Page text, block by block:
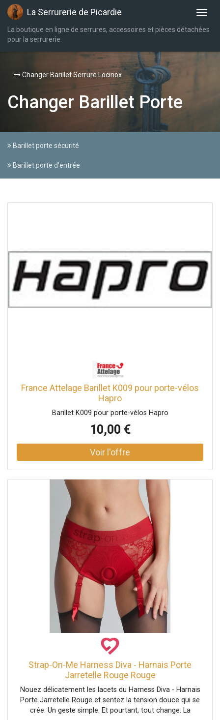
La Serrurerie de Picardie
La boutique en ligne de serrures, accessoires et pièces détachées
pour la serrurerie.
Changer Barillet Serrure Locinox
Changer Barillet Porte
Barillet porte sécurité
Barillet porte d’entrée
France Attelage Barillet K009 pour porte-vélos
Hapro
Barillet K009 pour porte-vélos Hapro
10,00 €
Strap-On-Me Harness Diva - Harnais Porte
Jarretelle Rouge Rouge
Nouez délicatement les lacets du Harness Diva - Harnais
Porte Jarretelle Rouge et sentez la tension douce qui se
crée. Un geste simple. Et pourtant, tout change. La